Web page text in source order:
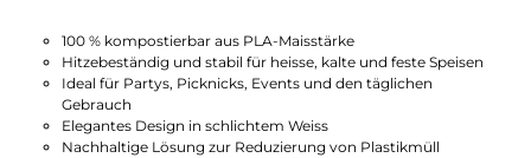
100 % kompostierbar aus PLA-Maisstärke
Hitzebeständig und stabil für heisse, kalte und feste Speisen
Ideal für Partys, Picknicks, Events und den täglichen
Gebrauch
Elegantes Design in schlichtem Weiss
Nachhaltige Lösung zur Reduzierung von Plastikmüll